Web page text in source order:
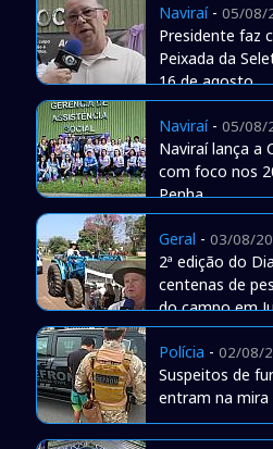
Naviraí- 05/08/
Presidente faz
Peixada da
16 de agosto
Naviraí- 05/08/
Naviraí lança a
com foco nos
Penha
Geral - 03/08/
2ª edição do
centenas de
do campo em
Polícia - 02/08/
Suspeitos de
entram na